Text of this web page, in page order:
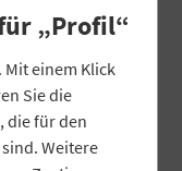
mit Krediten zu
zahlen mit
werden sie
Kredite
„Profil“
Mit einem Klick
Sie die
die für den
Weitere